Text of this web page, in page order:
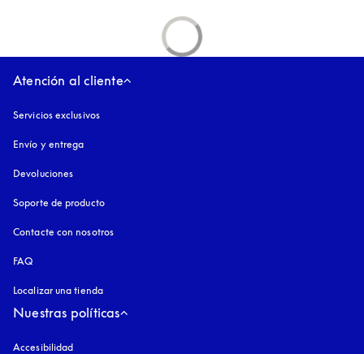
Atención al cliente
Servicios exclusivos
Envío y entrega
Devoluciones
Soporte de producto
Contacte con nosotros
FAQ
Localizar una tienda
Nuestras políticas
Accesibilidad